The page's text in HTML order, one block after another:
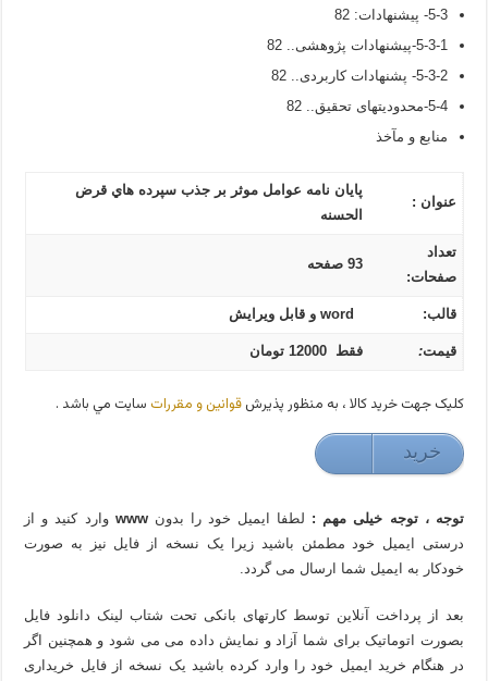
5-3- پیشنهادات: 82
5-3-1-پیشنهادات پژوهشی.. 82
5-3-2- پشنهادات کاربردی.. 82
5-4-محدودیتهای تحقیق.. 82
منابع و مآخذ
عنوان :
پایان نامه عوامل موثر بر جذب سپرده هاي قرض
الحسنه
تعداد
صفحات:
93 صفحه
قالب:
قیمت: فقط 12000 تومان
کليک جهت خريد کالا ، به منظور پذيرشقوانين و مقررات سايت مي باشد .
120000 تومان خريد
توجه ، توجه خیلی مهم : لطفا ایمیل خود را بدون www
وارد کنید و از
درستی ایمیل خود مطمئن باشید زیرا یک نسخه از فایل نیز به صورت
خودکار به ایمیل شما ارسال می گردد.
بعد از پرداخت آنلاین توسط کارتهای بانکی تحت شتاب لینک دانلود فایل
بصورت اتوماتیک برای شما آزاد و نمایش داده می می شود و همچنین اگر
در هنگام خرید ایمیل خود را وارد کرده باشید یک نسخه از فایل خریداری